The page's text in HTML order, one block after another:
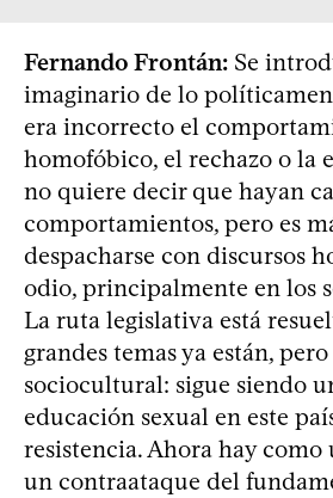
Fernando Frontán: Se
imaginario de lo
era incorrecto el
homofóbico, el rechazo o la
no quiere decir que hayan
comportamientos, pero es
despacharse con discursos
odio, principalmente en los
La ruta legislativa está
grandes temas ya están,
sociocultural: sigue siendo
educación sexual en este
resistencia. Ahora hay como
un contraataque del